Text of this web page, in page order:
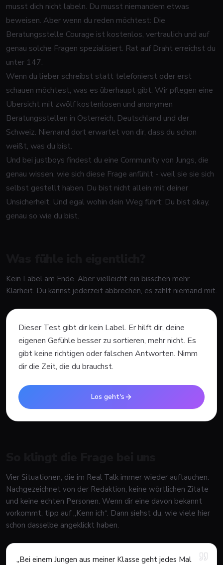
musst dich nicht labeln. Du musst niemandem etwas
beweisen. Aber wenn du reden möchtest: Die
Beratungsstelle Courage ist kostenlos, vertraulich und auf
genau solche Fragen spezialisiert. Rat auf Draht erreichst du
unter 147.
Wenn du lieber schreibst statt telefonierst oder erst
schauen möchtest, was es überhaupt gibt: Wir pflegen eine
Übersicht mit zwölf kostenlosen und anonymen
Beratungsstellen in Österreich, Deutschland und der
Schweiz. Niemand dort erwartet von dir, dass du schon
weißt, was du bist.
Und bei justboys findest du eine Community von Jungs, die
genau wissen, wie sich diese Frage anfühlt - weil sie sie sich
selbst gestellt haben. Du bist nicht allein mit deiner
Unsicherheit. Und egal wohin dein Weg führt: Du bist okay,
genau so wie du bist.
Kein Label am Ende. Aber vielleicht ein bisschen mehr
Klarheit. Du kannst jederzeit abbrechen, es zählt niemand mit.
Dieser Test gibt dir kein Label. Er hilft dir, deine
eigenen Gefühle besser zu sortieren, mehr nicht. Es
gibt keine richtigen oder falschen Antworten. Nimm
dir die Zeit, die du brauchst.
Los geht's
Vier Situationen, die im Real Talk immer wieder auftauchen.
Nachgezeichnet von der Redaktion, keine wörtlichen Zitate
und keine echten Personen. Wenn dir eine davon bekannt
vorkommt, tipp auf „Kenn ich“. Dann siehst du, wie viele hier
schon dasselbe angeklickt haben.
„Bei einem Jungen aus meiner Klasse geht jedes Mal